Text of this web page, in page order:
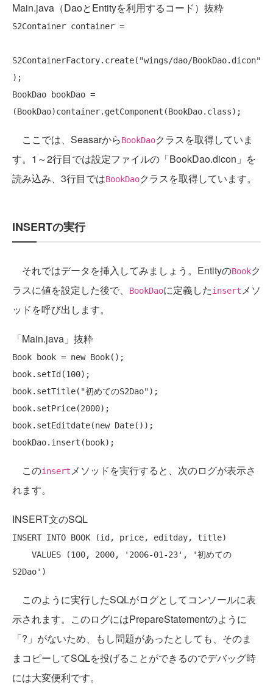
Main.java（DaoとEntityを利用するコード）抜粋
S2Container container =
S2ContainerFactory.create( "wings/dao/BookDao.dicon"
);
BookDao bookDao =
ここでは、SeasarからBookDaoクラスを取得していま
す。1～2行目では設定ファイルの「BookDao.dicon」を
読み込み、3行目ではBookDaoクラスを取得しています。
INSERTの実行
それではデータを挿入してみましょう。EntityのBookク
ラスに値を設定した後で、
BookDaoに定義したinsertメソ
ッドを呼び出します。
「Main.java」抜粋
Book book = new Book();
book.setId(100);
book.setTitle( "初めてのS2Dao");
book.setPrice(2000);
book.setEditdate(new Date());
このinsertメソッドを実行すると、次のログが表示さ
れます。
INSERT文のSQL
INSERT INTO BOOK (id, price, editday, title)
VALUES (100, 2000, '2006-01-23' ,
'初めての
S2Dao'
このように実行したSQLがログとしてコンソールに表
示されます。このログにはPrepareStatementのように
「?」がないため、もし問題があったとしても、そのま
まコピーしてSQLを投げることができるのでデバッグ時
には大変便利です。